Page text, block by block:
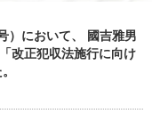
t
i
）において、 國吉雅男
改正犯収法施行に向け